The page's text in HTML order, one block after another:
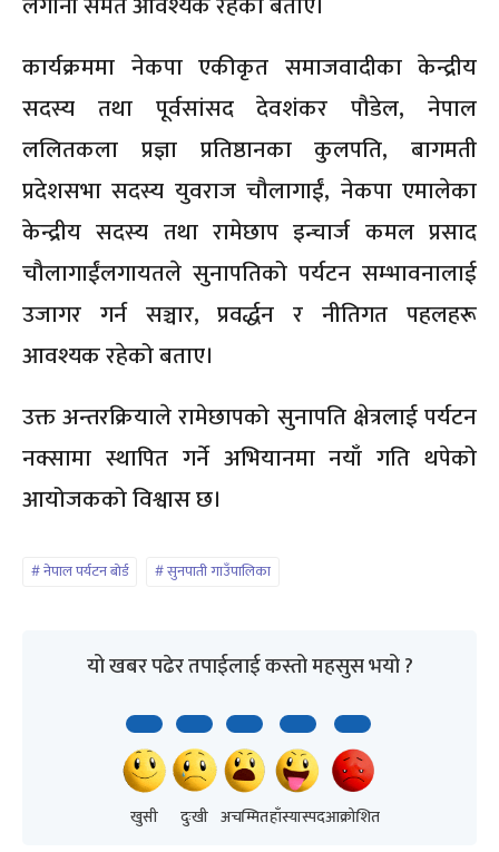
कार्यक्रममा नेकपा एकीकृत समाजवादीका केन्द्रीय
सदस्य तथा पूर्वसांसद देवशंकर पौडेल, नेपाल
ललितकला प्रज्ञा प्रतिष्ठानका कुलपति, बागमती
प्रदेशसभा सदस्य युवराज चौलागाईं, नेकपा एमालेका
केन्द्रीय सदस्य तथा रामेछाप इन्चार्ज कमल प्रसाद
चौलागाईंलगायतले सुनापतिको पर्यटन सम्भावनालाई
उजागर गर्न सञ्चार, प्रवर्द्धन र नीतिगत पहलहरू
आवश्यक रहेको बताए।
उक्त अन्तरक्रियाले रामेछापको सुनापति क्षेत्रलाई पर्यटन
नक्सामा स्थापित गर्ने अभियानमा नयाँ गति थपेको
आयोजकको विश्वास छ।
नेपाल पर्यटन बोर्ड सुनपाती गाउँपालिका
यो खबर पढेर तपाईलाई कस्तो महसुस भयो ?
खुसी दुःखी अचम्मितहाँस्यास्पदआक्रोशित